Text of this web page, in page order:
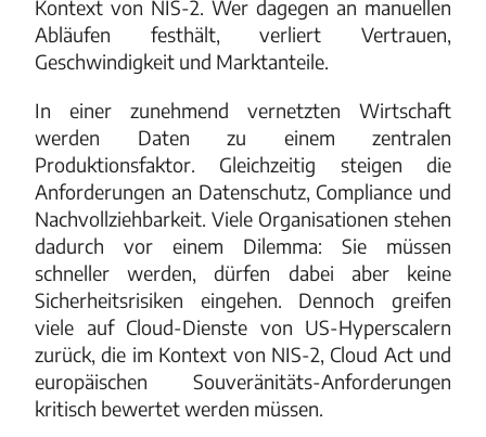
Kontext von NIS-2. Wer dagegen an manuellen
Abläufen festhält, verliert Vertrauen,
Geschwindigkeit und Marktanteile.
In einer zunehmend vernetzten Wirtschaft
werden Daten zu einem zentralen
Produktionsfaktor. Gleichzeitig steigen die
Anforderungen an Datenschutz, Compliance und
Nachvollziehbarkeit. Viele Organisationen stehen
dadurch vor einem Dilemma: Sie müssen
schneller werden, dürfen dabei aber keine
Sicherheitsrisiken eingehen. Dennoch greifen
viele auf Cloud-Dienste von US-Hyperscalern
zurück, die im Kontext von NIS-2, Cloud Act und
europäischen Souveränitäts-Anforderungen
kritisch bewertet werden müssen.